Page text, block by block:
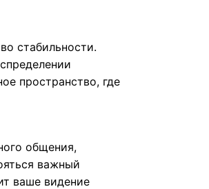
стабильности.
пространство, где
общения,
важный
ваше видение